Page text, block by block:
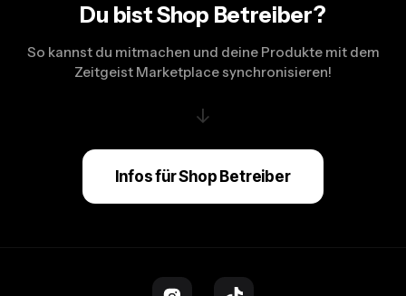
Du bist Shop Betreiber?
So kannst du mitmachen und deine Produkte mit dem
Zeitgeist Marketplace synchronisieren!
↓
Infos für Shop Betreiber